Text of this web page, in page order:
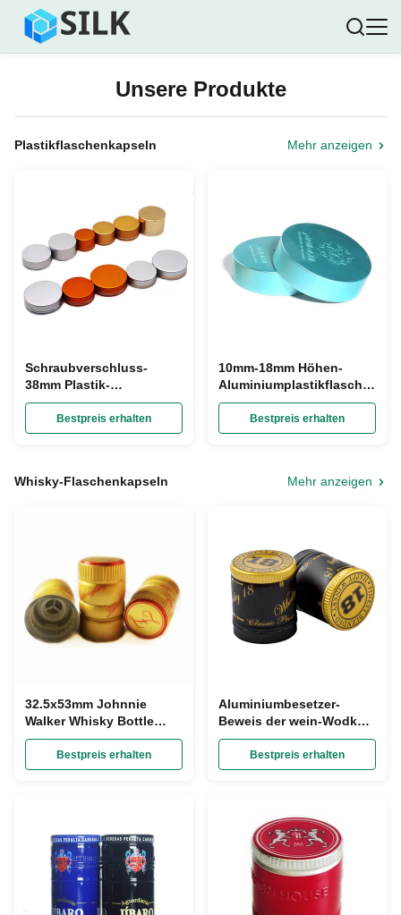
Unsere Produkte
Plastikflaschenkapseln Mehr anzeigen
Schraubverschluss-
38mm Plastik-
Flaschenkapseln
asphaltieren Glas-Deckel-
Gold-Aluminium-Shell
Bestpreis erhalten
10mm-18mm Höhen-
Aluminiumplastikflasche
übersteigt Creme-
Glasgefäß-
Flaschenkapsel der
Bestpreis erhalten
Whisky-Flaschenkapseln Mehr anzeigen
32.5x53mm Johnnie
Walker Whisky Bottle
Caps Custom machten
Goldplastikaluminium
Bestpreis erhalten
Aluminiumbesetzer-
Beweis der wein-Wodka-
Alkohol-Whisky-
Flaschenkapsel-
30mmx35mm
Bestpreis erhalten